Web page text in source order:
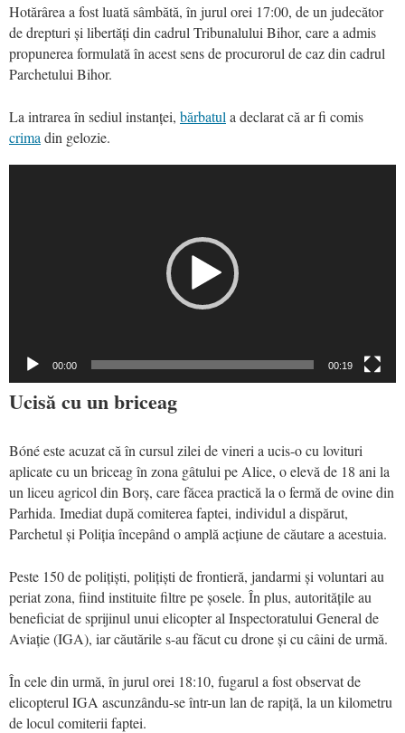
Hotărârea a fost luată sâmbătă, în jurul orei 17:00, de un judecător
de drepturi și libertăți din cadrul Tribunalului Bihor, care a admis
propunerea formulată în acest sens de procurorul de caz din cadrul
Parchetului Bihor.
La intrarea în sediul instanței, bărbatul a declarat că ar fi comis
crima din gelozie.
00:00 00:19
Ucisă cu un briceag
Bóné este acuzat că în cursul zilei de vineri a ucis-o cu lovituri
aplicate cu un briceag în zona gâtului pe Alice, o elevă de 18 ani la
un liceu agricol din Borș, care făcea practică la o fermă de ovine din
Parhida. Imediat după comiterea faptei, individul a dispărut,
Parchetul și Poliția începând o amplă acțiune de căutare a acestuia.
Peste 150 de polițiști, polițiști de frontieră, jandarmi și voluntari au
periat zona, fiind instituite filtre pe șosele. În plus, autoritățile au
beneficiat de sprijinul unui elicopter al Inspectoratului General de
Aviație (IGA), iar căutările s-au făcut cu drone și cu câini de urmă.
În cele din urmă, în jurul orei 18:10, fugarul a fost observat de
elicopterul IGA ascunzându-se într-un lan de rapiță, la un kilometru
de locul comiterii faptei.